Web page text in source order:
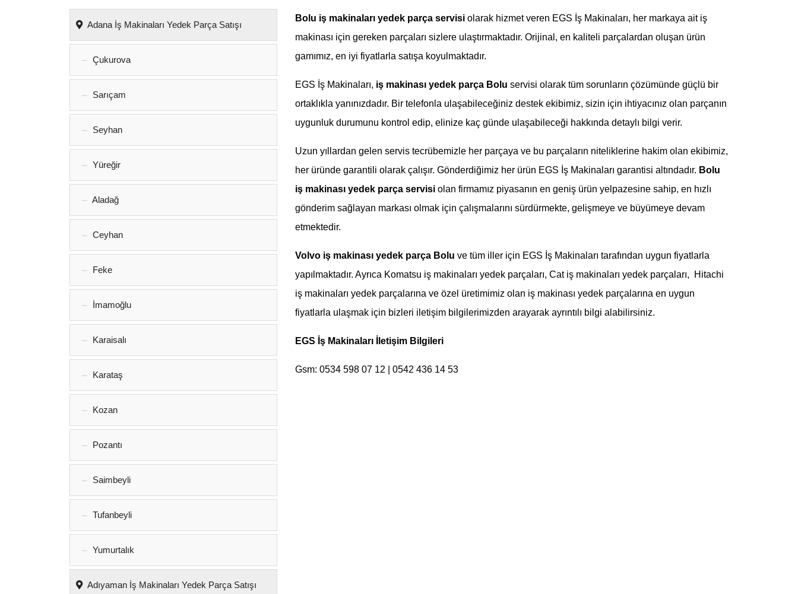
Adana İş Makinaları Yedek Parça Satışı
Çukurova
Sarıçam
Seyhan
Yüreğir
Aladağ
Ceyhan
Feke
İmamoğlu
Karaisalı
Karataş
Kozan‎
Pozantı‎
Saimbeyli
Tufanbeyli‎
Yumurtalık‎
Adıyaman İş Makinaları Yedek Parça Satışı
Bolu iş makinaları yedek parça servisi olarak hizmet veren EGS İş Makinaları, her markaya ait iş
makinası için gereken parçaları sizlere ulaştırmaktadır. Orijinal, en kaliteli parçalardan oluşan ürün
gamımız, en iyi fiyatlarla satışa koyulmaktadır.
EGS İş Makinaları, iş makinası yedek parça Bolu servisi olarak tüm sorunların çözümünde güçlü bir
ortaklıkla yanınızdadır. Bir telefonla ulaşabileceğiniz destek ekibimiz, sizin için ihtiyacınız olan parçanın
uygunluk durumunu kontrol edip, elinize kaç günde ulaşabileceği hakkında detaylı bilgi verir.
Uzun yıllardan gelen servis tecrübemizle her parçaya ve bu parçaların niteliklerine hakim olan ekibimiz,
her üründe garantili olarak çalışır. Gönderdiğimiz her ürün EGS İş Makinaları garantisi altındadır. Bolu
iş makinası yedek parça servisi olan firmamız piyasanın en geniş ürün yelpazesine sahip, en hızlı
gönderim sağlayan markası olmak için çalışmalarını sürdürmekte, gelişmeye ve büyümeye devam
etmektedir.
Volvo iş makinası yedek parça Bolu ve tüm iller için EGS İş Makinaları tarafından uygun fiyatlarla
yapılmaktadır. Ayrıca Komatsu iş makinaları yedek parçaları, Cat iş makinaları yedek parçaları, Hitachi
iş makinaları yedek parçalarına ve özel üretimimiz olan iş makinası yedek parçalarına en uygun
fiyatlarla ulaşmak için bizleri iletişim bilgilerimizden arayarak ayrıntılı bilgi alabilirsiniz.
EGS İş Makinaları İletişim Bilgileri
Gsm: 0534 598 07 12 | 0542 436 14 53